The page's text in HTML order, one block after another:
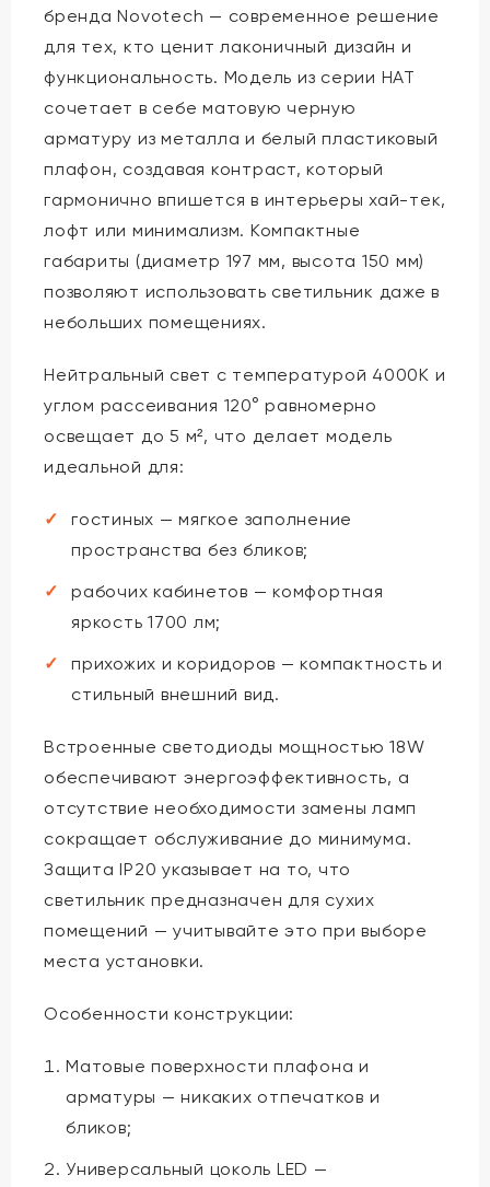
бренда Novotech — современное решение
для тех, кто ценит лаконичный дизайн и
функциональность. Модель из серии HAT
сочетает в себе матовую черную
арматуру из металла и белый пластиковый
плафон, создавая контраст, который
гармонично впишется в интерьеры хай-тек,
лофт или минимализм. Компактные
габариты (диаметр 197 мм, высота 150 мм)
позволяют использовать светильник даже в
небольших помещениях.
Нейтральный свет с температурой 4000K и
углом рассеивания 120° равномерно
освещает до 5 м², что делает модель
идеальной для:
гостиных — мягкое заполнение
пространства без бликов;
рабочих кабинетов — комфортная
яркость 1700 лм;
прихожих и коридоров — компактность и
стильный внешний вид.
Встроенные светодиоды мощностью 18W
обеспечивают энергоэффективность, а
отсутствие необходимости замены ламп
сокращает обслуживание до минимума.
Защита IP20 указывает на то, что
светильник предназначен для сухих
помещений — учитывайте это при выборе
места установки.
Особенности конструкции:
Матовые поверхности плафона и
арматуры — никаких отпечатков и
бликов;
Универсальный цоколь LED —